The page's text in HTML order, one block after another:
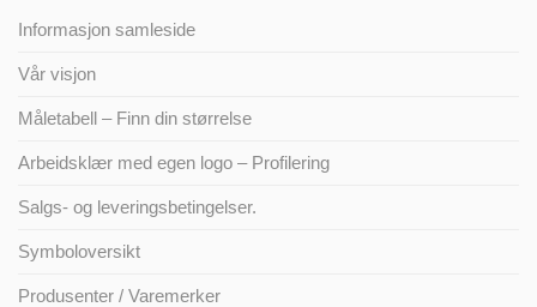
Informasjon samleside
Vår visjon
Måletabell – Finn din størrelse
Arbeidsklær med egen logo – Profilering
Salgs- og leveringsbetingelser.
Symboloversikt
Produsenter / Varemerker